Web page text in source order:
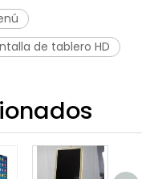
de tablero HD